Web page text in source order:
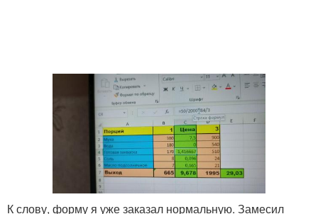
К слову, форму я уже заказал нормальную. Замесил